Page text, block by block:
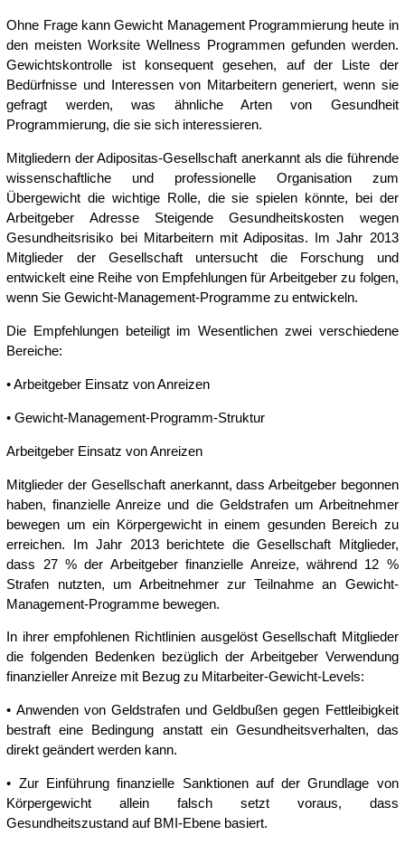
Ohne Frage kann Gewicht Management Programmierung heute in
den meisten Worksite Wellness Programmen gefunden werden.
Gewichtskontrolle ist konsequent gesehen, auf der Liste der
Bedürfnisse und Interessen von Mitarbeitern generiert, wenn sie
gefragt werden, was ähnliche Arten von Gesundheit
Programmierung, die sie sich interessieren.
Mitgliedern der Adipositas-Gesellschaft anerkannt als die führende
wissenschaftliche und professionelle Organisation zum
Übergewicht die wichtige Rolle, die sie spielen könnte, bei der
Arbeitgeber Adresse Steigende Gesundheitskosten wegen
Gesundheitsrisiko bei Mitarbeitern mit Adipositas. Im Jahr 2013
Mitglieder der Gesellschaft untersucht die Forschung und
entwickelt eine Reihe von Empfehlungen für Arbeitgeber zu folgen,
wenn Sie Gewicht-Management-Programme zu entwickeln.
Die Empfehlungen beteiligt im Wesentlichen zwei verschiedene
Bereiche:
• Arbeitgeber Einsatz von Anreizen
• Gewicht-Management-Programm-Struktur
Arbeitgeber Einsatz von Anreizen
Mitglieder der Gesellschaft anerkannt, dass Arbeitgeber begonnen
haben, finanzielle Anreize und die Geldstrafen um Arbeitnehmer
bewegen um ein Körpergewicht in einem gesunden Bereich zu
erreichen. Im Jahr 2013 berichtete die Gesellschaft Mitglieder,
dass 27 % der Arbeitgeber finanzielle Anreize, während 12 %
Strafen nutzten, um Arbeitnehmer zur Teilnahme an Gewicht-
Management-Programme bewegen.
In ihrer empfohlenen Richtlinien ausgelöst Gesellschaft Mitglieder
die folgenden Bedenken bezüglich der Arbeitgeber Verwendung
finanzieller Anreize mit Bezug zu Mitarbeiter-Gewicht-Levels:
• Anwenden von Geldstrafen und Geldbußen gegen Fettleibigkeit
bestraft eine Bedingung anstatt ein Gesundheitsverhalten, das
direkt geändert werden kann.
• Zur Einführung finanzielle Sanktionen auf der Grundlage von
Körpergewicht allein falsch setzt voraus, dass
Gesundheitszustand auf BMI-Ebene basiert.